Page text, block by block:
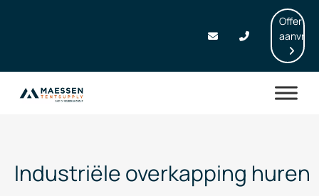
Offerte
Industriële overkapping huren